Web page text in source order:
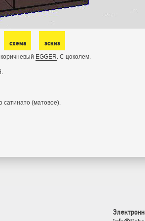
схема эскиз
EGGER. С цоколем.
сатинато (матовое).